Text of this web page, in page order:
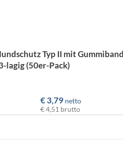
Typ II mit Gummiband
lagig (50er-Pack)
€3,79 netto
€ 4,51 brutto